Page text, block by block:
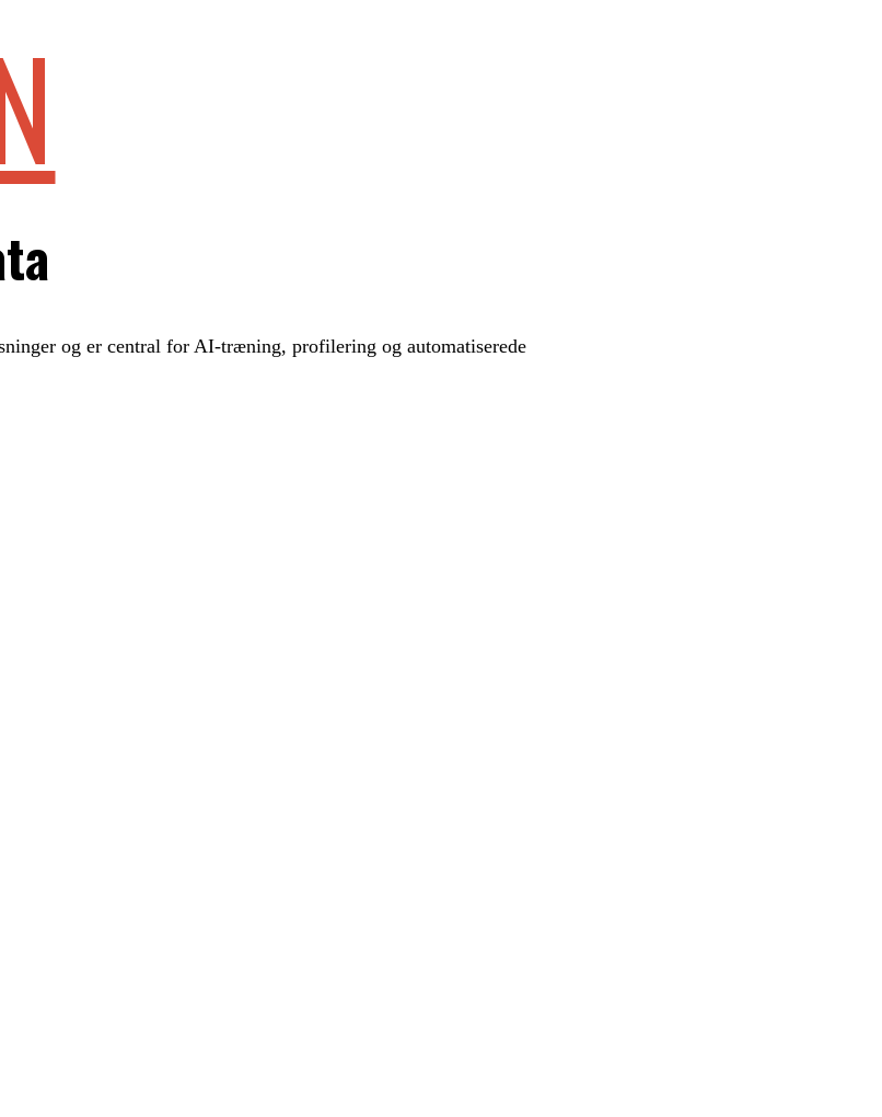
og er central for AI-træning, profilering og automatiserede